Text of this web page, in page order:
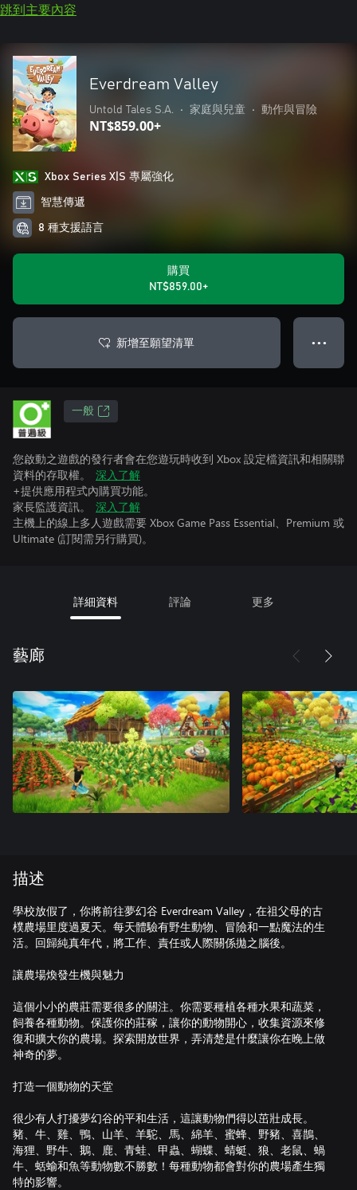
跳到主要內容
Everdream Valley
Untold Tales S.A. • 家庭與兒童 • 動作與冒險
NT$859.00+
Xbox Series X|S 專屬強化
智慧傳遞
8 種支援語言
購買
NT$859.00+
新增至願望清單 ● ● ●
一般
您啟動之遊戲的發行者會在您遊玩時收到 Xbox 設定檔資訊和相關聯
資料的存取權。
深入了解
+提供應用程式內購買功能。
家長監護資訊。
深入了解
主機上的線上多人遊戲需要 Xbox Game Pass Essential、Premium 或
Ultimate (訂閱需另行購買)。
詳細資料 評論 更多
藝廊
描述
學校放假了，你將前往夢幻谷 Everdream Valley，在祖父母的古
樸農場里度過夏天。每天體驗有野生動物、冒險和一點魔法的生
活。回歸純真年代，將工作、責任或人際關係拋之腦後。
讓農場煥發生機與魅力
這個小小的農莊需要很多的關注。你需要種植各種水果和蔬菜，
飼養各種動物。保護你的莊稼，讓你的動物開心，收集資源來修
復和擴大你的農場。探索開放世界，弄清楚是什麼讓你在晚上做
神奇的夢。
打造一個動物的天堂
很少有人打擾夢幻谷的平和生活，這讓動物們得以茁壯成長。
豬、牛、雞、鴨、山羊、羊駝、馬、綿羊、蜜蜂、野豬、喜鵲、
海狸、野牛、鵝、鹿、青蛙、甲蟲、蝴蝶、蜻蜓、狼、老鼠、蝸
牛、蛞蝓和魚等動物數不勝數！每種動物都會對你的農場產生獨
特的影響。